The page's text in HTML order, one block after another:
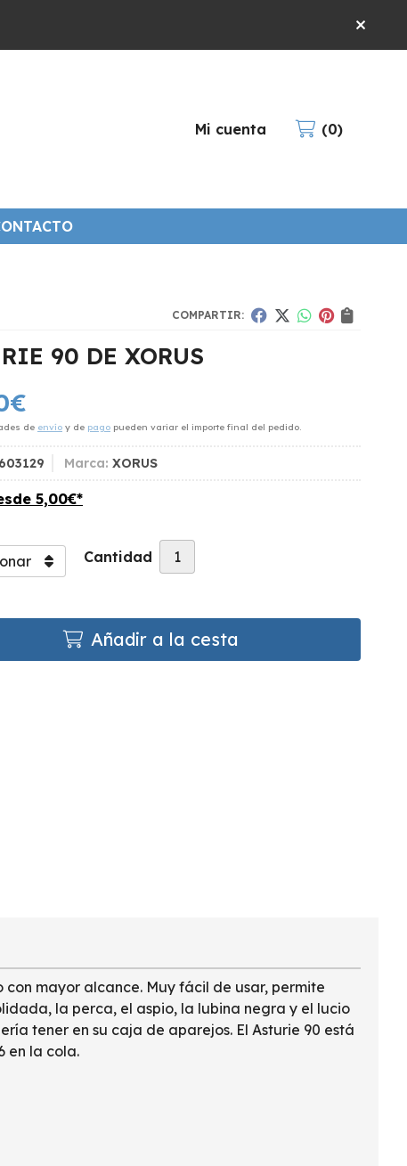
Mi cuenta 0
COMPARTIR:
90 DE XORUS
€
de envío y de pago pueden variar el importe final del pedido.
Marca: XORUS
5,00€*
Cantidad
Añadir a la cesta
mayor alcance. Muy fácil de usar, permite
la perca, el aspio, la lubina negra y el lucio
tener en su caja de aparejos. El Asturie 90 está
en la cola.